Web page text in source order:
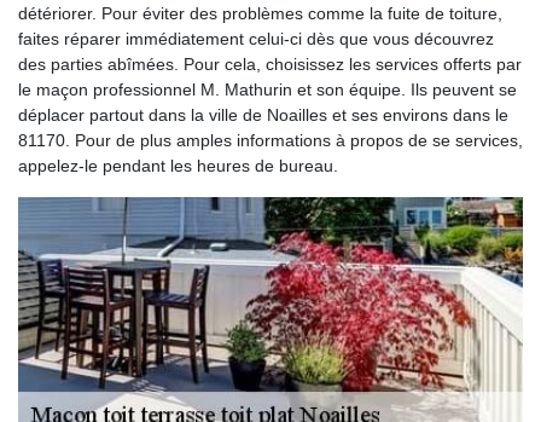
détériorer. Pour éviter des problèmes comme la fuite de toiture,
faites réparer immédiatement celui-ci dès que vous découvrez
des parties abîmées. Pour cela, choisissez les services offerts par
le maçon professionnel M. Mathurin et son équipe. Ils peuvent se
déplacer partout dans la ville de Noailles et ses environs dans le
81170. Pour de plus amples informations à propos de se services,
appelez-le pendant les heures de bureau.